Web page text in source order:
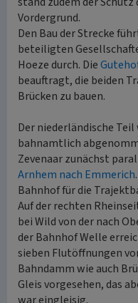
Vordergrund.
Den Bau der Strecke
beteiligten
Hoeze durch. Die
beauftragt, die beiden
Brücken zu bauen.
Der niederländische Teil
bahnamtlich
Zevenaar zunächst
Arnhem nach Emmerich
Bahnhof für die
Auf der rechten
bei Wild von der nach
der Bahnhof Welle
sieben Flutöffnungen
Bahndamm wie auch
Gleis vorgesehen, das